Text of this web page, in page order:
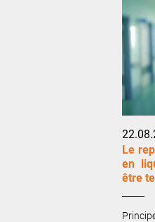
Le
en
être